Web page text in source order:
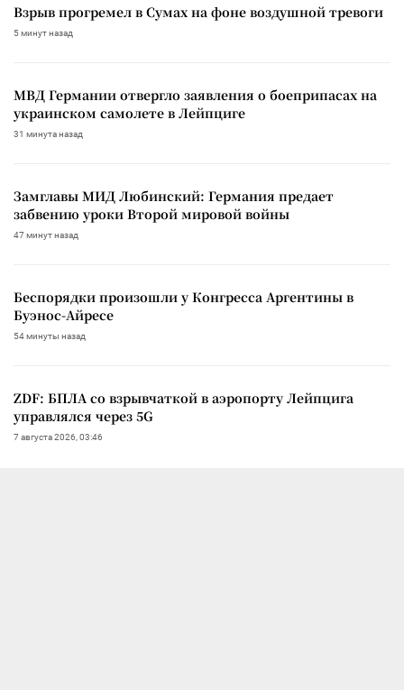
Взрыв прогремел в Сумах на фоне воздушной тревоги
5 минут назад
МВД Германии отвергло заявления о боеприпасах на
украинском самолете в Лейпциге
31 минута назад
Замглавы МИД Любинский: Германия предает
забвению уроки Второй мировой войны
47 минут назад
Беспорядки произошли у Конгресса Аргентины в
Буэнос-Айресе
54 минуты назад
ZDF: БПЛА со взрывчаткой в аэропорту Лейпцига
управлялся через 5G
7 августа 2026, 03:46